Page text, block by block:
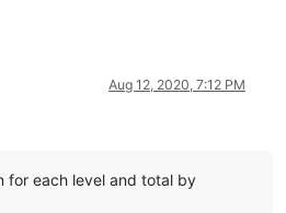
Aug 12, 2020, 7:12 PM
for each level and total by